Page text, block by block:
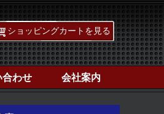
ショッピングカートを見る
合わせ 会社案内